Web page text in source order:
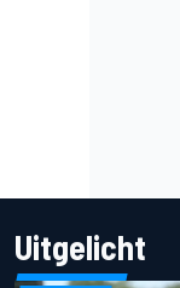
Uitgelicht